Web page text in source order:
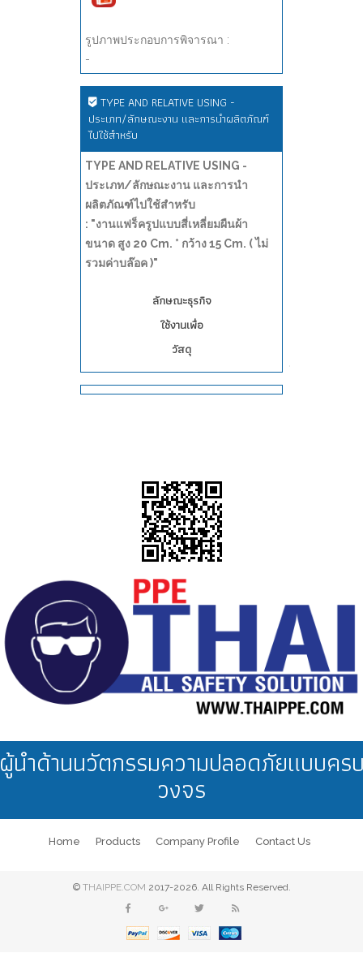
รูปภาพประกอบการพิจารณา :
-
TYPE AND RELATIVE USING -
ประเภท/ลักษณะงาน และการนำผลิตภัณฑ์
ไปใช้สำหรับ
TYPE AND RELATIVE USING -
ประเภท/ลักษณะงาน และการนำ
ผลิตภัณฑ์ไปใช้สำหรับ
: "งานแฟร็ครูปแบบสี่เหลี่ยมผืนผ้า
ขนาด สูง 20 Cm. * กว้าง 15 Cm. ( ไม่
รวมค่าบล๊อค )"
ลักษณะธุรกิจ
ใช้งานเพื่อ
วัสดุ
นำด้านนวัตกรรมความปลอดภัยแบบคร
วงจร
Home Products Company Profile Contact Us
© THAIPPE.COM 2017-2026. All Rights Reserved.